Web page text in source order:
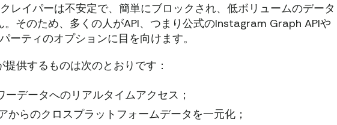
レイパーは不安定で、簡単にブロックされ、低ボリュームのデータ
そのため、多くの人がAPI、つまり公式のInstagram Graph APIや
ティのオプションに目を向けます。
供するものは次のとおりです：
データへのリアルタイムアクセス；
からのクロスプラットフォームデータを一元化；